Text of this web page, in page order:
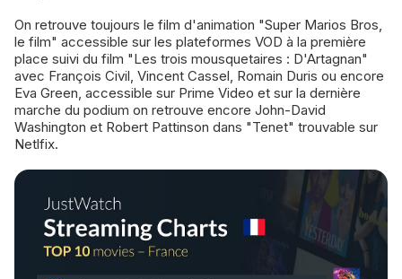
On retrouve toujours le film d'animation "Super Marios Bros,
le film" accessible sur les plateformes VOD à la première
place suivi du film "Les trois mousquetaires : D'Artagnan"
avec François Civil, Vincent Cassel, Romain Duris ou encore
Eva Green, accessible sur Prime Video et sur la dernière
marche du podium on retrouve encore John-David
Washington et Robert Pattinson dans "Tenet" trouvable sur
Netlfix.